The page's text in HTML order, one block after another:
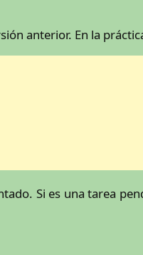
anterior. En la
Si es una tarea